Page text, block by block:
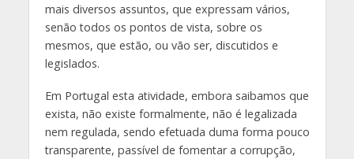
mais diversos assuntos, que expressam vários,
senão todos os pontos de vista, sobre os
mesmos, que estão, ou vão ser, discutidos e
legislados.
Em Portugal esta atividade, embora saibamos que
exista, não existe formalmente, não é legalizada
nem regulada, sendo efetuada duma forma pouco
transparente, passível de fomentar a corrupção,